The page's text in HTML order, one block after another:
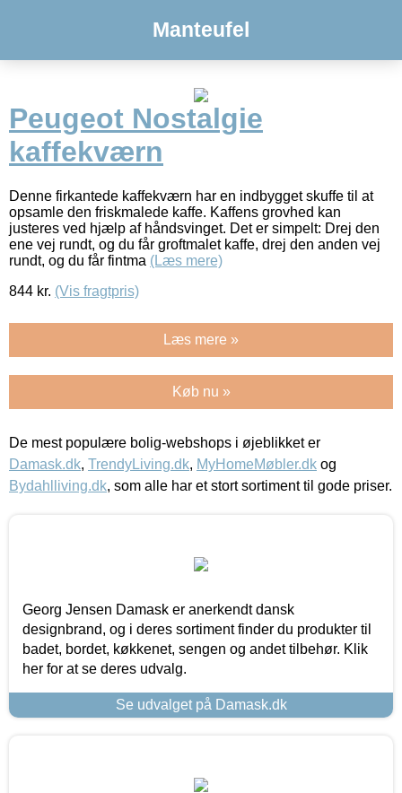
Manteufel
Peugeot Nostalgie
kaffekværn
Denne firkantede kaffekværn har en indbygget skuffe til at
opsamle den friskmalede kaffe. Kaffens grovhed kan
justeres ved hjælp af håndsvinget. Det er simpelt: Drej den
ene vej rundt, og du får groftmalet kaffe, drej den anden vej
rundt, og du får fintma (Læs mere)
844 kr. (Vis fragtpris)
Læs mere »
Køb nu »
De mest populære bolig-webshops i øjeblikket er
Damask.dk, TrendyLiving.dk, MyHomeMøbler.dk og
Bydahlliving.dk, som alle har et stort sortiment til gode priser.
Georg Jensen Damask er anerkendt dansk
designbrand, og i deres sortiment finder du produkter til
badet, bordet, køkkenet, sengen og andet tilbehør. Klik
her for at se deres udvalg.
Se udvalget på Damask.dk